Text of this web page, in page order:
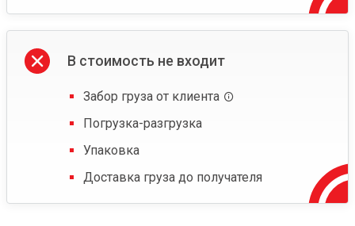
В стоимость не входит
Забор груза от клиента
Погрузка-разгрузка
Упаковка
Доставка груза до получателя